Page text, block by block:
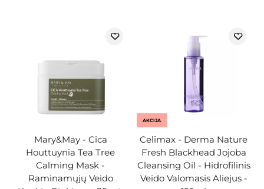
Mary&May - Cica
Houttuynia Tea Tree
Calming Mask -
Raminamųjų Veido
AKCIJA
Celimax - Derma Nature
Fresh Blackhead Jojoba
Cleansing Oil - Hidrofilinis
Veido Valomasis Aliejus -